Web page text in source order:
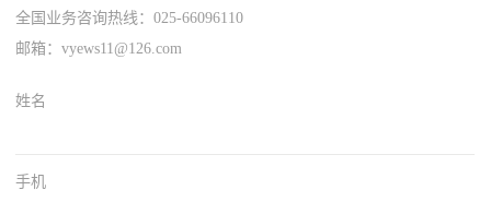
全国业务咨询热线：025-66096110
邮箱：vyews11@126.com
姓名
手机